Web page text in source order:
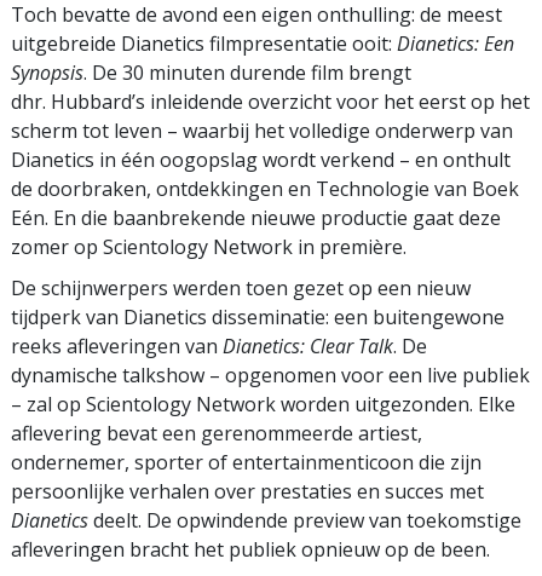
Toch bevatte de avond een eigen onthulling: de meest
uitgebreide Dianetics filmpresentatie ooit: Dianetics: Een
Synopsis. De 30 minuten durende film brengt
dhr. Hubbard’s inleidende overzicht voor het eerst op het
scherm tot leven – waarbij het volledige onderwerp van
Dianetics in één oogopslag wordt verkend – en onthult
de doorbraken, ontdekkingen en Technologie van Boek
Eén. En die baanbrekende nieuwe productie gaat deze
zomer op Scientology Network in première.
De schijnwerpers werden toen gezet op een nieuw
tijdperk van Dianetics disseminatie: een buitengewone
reeks afleveringen van Dianetics: Clear Talk. De
dynamische talkshow – opgenomen voor een live publiek
– zal op Scientology Network worden uitgezonden. Elke
aflevering bevat een gerenommeerde artiest,
ondernemer, sporter of entertainmenticoon die zijn
persoonlijke verhalen over prestaties en succes met
Dianeticsdeelt. De opwindende preview van toekomstige
afleveringen bracht het publiek opnieuw op de been.